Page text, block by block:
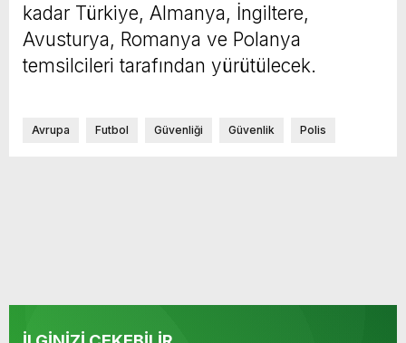
kadar Türkiye, Almanya, İngiltere,
Avusturya, Romanya ve Polanya
temsilcileri tarafından yürütülecek.
Avrupa Futbol Güvenliği Güvenlik Polis